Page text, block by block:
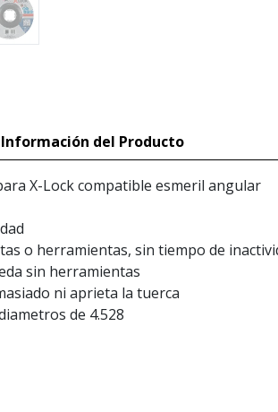
Información del Producto
X-Lock compatible esmeril angular
o herramientas, sin tiempo de
sin herramientas
ni aprieta la tuerca
de 4.528